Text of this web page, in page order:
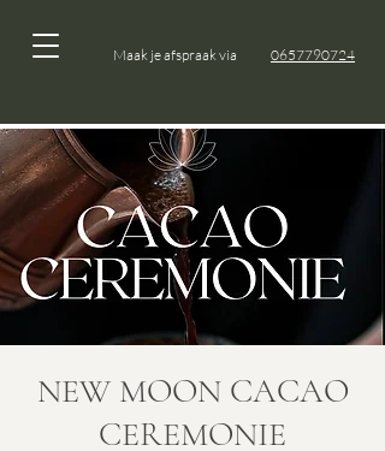
Maak je afspraak via 0657790724
NEW MOON CACAO
CEREMONIE